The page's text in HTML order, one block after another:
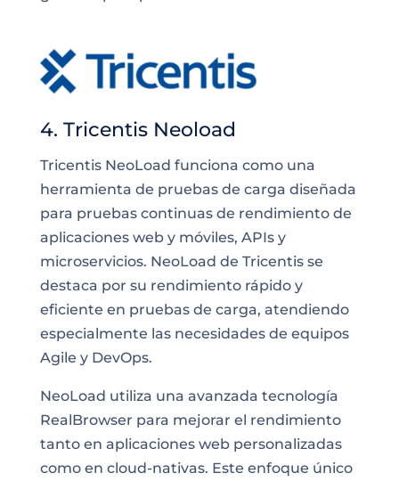
4. Tricentis Neoload
Tricentis NeoLoad funciona como una
herramienta de pruebas de carga diseñada
para pruebas continuas de rendimiento de
aplicaciones web y móviles, APIs y
microservicios. NeoLoad de Tricentis se
destaca por su rendimiento rápido y
eficiente en pruebas de carga, atendiendo
especialmente las necesidades de equipos
Agile y DevOps.
NeoLoad utiliza una avanzada tecnología
RealBrowser para mejorar el rendimiento
tanto en aplicaciones web personalizadas
como en cloud-nativas. Este enfoque único